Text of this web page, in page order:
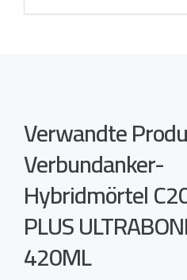
Verwandte
Verbundanker-
Hybridmörtel
PLUS
420ML